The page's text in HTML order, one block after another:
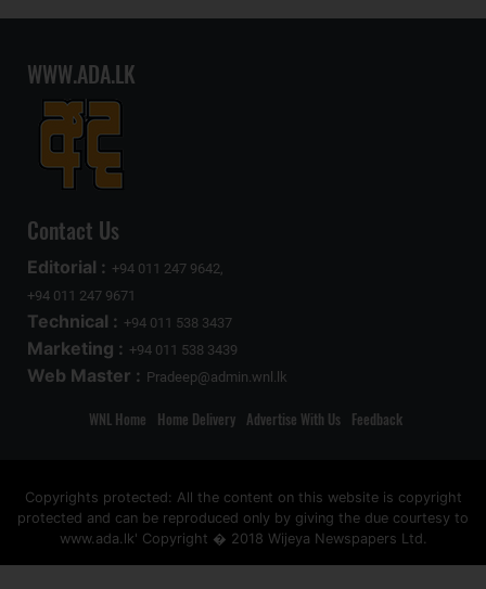
WWW.ADA.LK
Contact Us
Editorial : +94 011 247 9642,
+94 011 247 9671
Technical : +94 011 538 3437
Marketing : +94 011 538 3439
Web Master : Pradeep@admin.wnl.lk
WNL Home Home Delivery Advertise With Us Feedback
Copyrights protected: All the content on this website is copyright
protected and can be reproduced only by giving the due courtesy to
www.ada.lk' Copyright � 2018 Wijeya Newspapers Ltd.